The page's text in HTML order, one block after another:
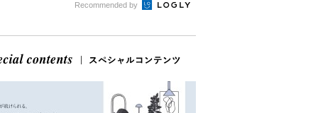
Recommended by